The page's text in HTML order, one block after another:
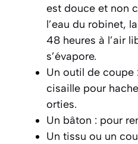
est douce et non
l’eau du robinet,
48 heures à l’air
s’évapore.
Un outil de coupe
cisaille pour
orties.
Un bâton : pour
Un tissu ou un